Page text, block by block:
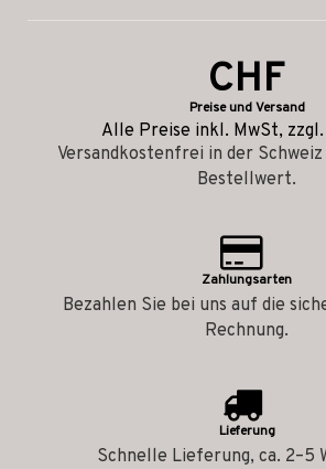
CHF
Preise und Versand
Alle Preise inkl. MwSt, zzgl.
Versandkostenfrei in der
Bestellwert.
Zahlungsarten
Bezahlen Sie bei uns auf die
Rechnung.
Lieferung
Schnelle Lieferung, ca. 2–5